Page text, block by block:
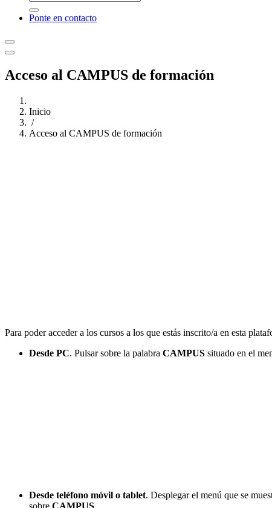
Ponte en contacto
Acceso al CAMPUS de formación
Inicio
/
Acceso al CAMPUS de formación
Para poder acceder a los cursos a los que estás inscrito/a en esta
Desde PC. Pulsar sobre la palabra CAMPUS situado en el
Desde teléfono móvil o tablet. Desplegar el menú que se
sobre CAMPUS.